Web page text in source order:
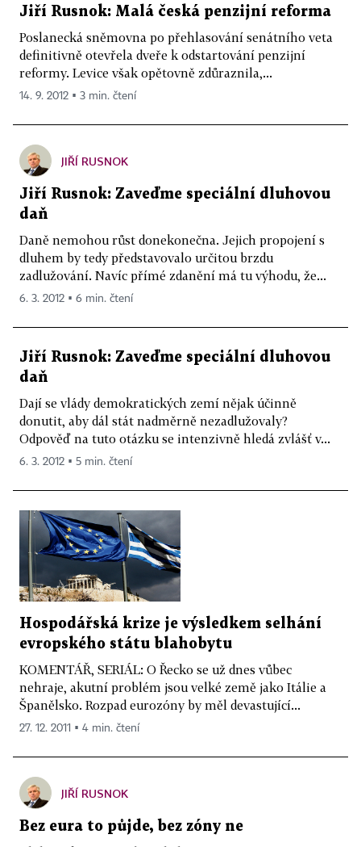
Jiří Rusnok: Malá česká penzijní reforma
Poslanecká sněmovna po přehlasování senátního veta
definitivně otevřela dveře k odstartování penzijní
reformy. Levice však opětovně zdůraznila,...
14. 9. 2012 ▪ 3 min. čtení
JIŘÍ RUSNOK
Jiří Rusnok: Zaveďme speciální dluhovou
daň
Daně nemohou růst donekonečna. Jejich propojení s
dluhem by tedy představovalo určitou brzdu
zadlužování. Navíc přímé zdanění má tu výhodu, že...
6. 3. 2012 ▪ 6 min. čtení
Jiří Rusnok: Zaveďme speciální dluhovou
daň
Dají se vlády demokratických zemí nějak účinně
donutit, aby dál stát nadměrně nezadlužovaly?
Odpověď na tuto otázku se intenzivně hledá zvlášť v...
6. 3. 2012 ▪ 5 min. čtení
Hospodářská krize je výsledkem selhání
evropského státu blahobytu
KOMENTÁŘ, SERIÁL: O Řecko se už dnes vůbec
nehraje, akutní problém jsou velké země jako Itálie a
Španělsko. Rozpad eurozóny by měl devastující...
27. 12. 2011 ▪ 4 min. čtení
JIŘÍ RUSNOK
Bez eura to půjde, bez zóny ne